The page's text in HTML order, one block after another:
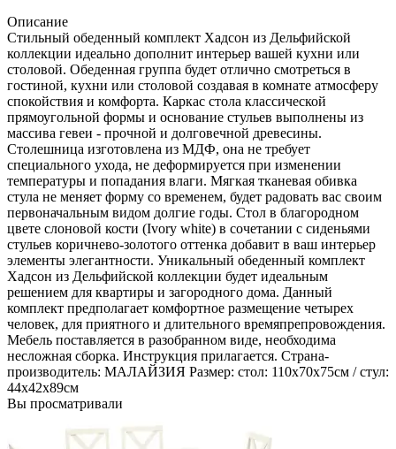
Описание
Стильный обеденный комплект Хадсон из Дельфийской
коллекции идеально дополнит интерьер вашей кухни или
столовой. Обеденная группа будет отлично смотреться в
гостиной, кухни или столовой создавая в комнате атмосферу
спокойствия и комфорта. Каркас стола классической
прямоугольной формы и основание стульев выполнены из
массива гевеи - прочной и долговечной древесины.
Столешница изготовлена из МДФ, она не требует
специального ухода, не деформируется при изменении
температуры и попадания влаги. Мягкая тканевая обивка
стула не меняет форму со временем, будет радовать вас своим
первоначальным видом долгие годы. Стол в благородном
цвете слоновой кости (Ivory white) в сочетании с сиденьями
стульев коричнево-золотого оттенка добавит в ваш интерьер
элементы элегантности. Уникальный обеденный комплект
Хадсон из Дельфийской коллекции будет идеальным
решением для квартиры и загородного дома. Данный
комплект предполагает комфортное размещение четырех
человек, для приятного и длительного времяпрепровождения.
Мебель поставляется в разобранном виде, необходима
несложная сборка. Инструкция прилагается. Страна-
производитель: МАЛАЙЗИЯ Размер: стол: 110х70х75см / стул:
44х42х89см
Вы просматривали